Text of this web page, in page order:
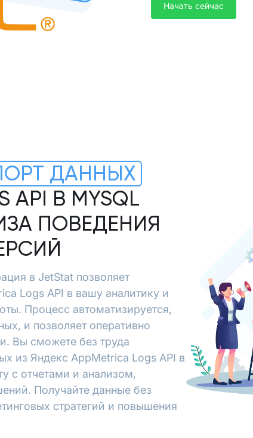
Начать сейчас
ДАННЫХ
API В MYSQL
ПОВЕДЕНИЯ
в JetStat позволяет
Logs API в вашу аналитику и
Процесс автоматизируется,
и позволяет оперативно
Вы сможете без труда
из Яндекс AppMetrica Logs API в
с отчетами и анализом,
Получайте данные без
стратегий и повышения